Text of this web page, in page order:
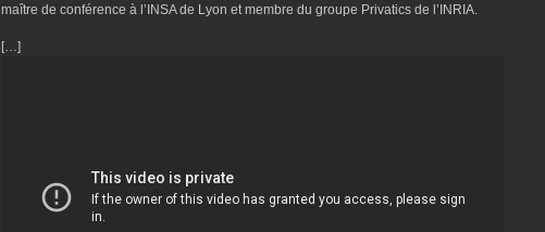
maître de conférence à l’INSA de Lyon et membre du groupe Privatics de l’INRIA.
[…]